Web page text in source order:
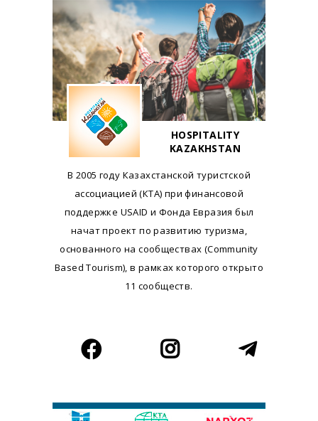
HOSPITALITY
KAZAKHSTAN
В 2005 году Казахстанской туристской
ассоциацией (КТА) при финансовой
поддержке USAID и Фонда Евразия был
начат проект по развитию туризма,
основанного на сообществах (Community
Based Tourism), в рамках которого открыто
11 сообществ.